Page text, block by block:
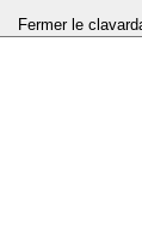
Fermer le